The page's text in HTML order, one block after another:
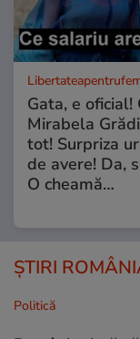
Gata, e oficial!
Mirabela
tot! Surpriza
de avere! Da,
O cheamă…
ȘTIRI
Politică